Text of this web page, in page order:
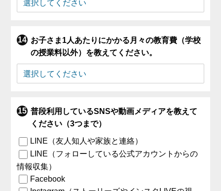
お子さま1人あたりにかかる月々の教育費（学校
の授業料以外）を教えてください。
普段利用しているSNSや動画メディアを教えて
ください（3つまで）
LINE（友人知人や家族と連絡）
LINE（フォローしている公式アカウントからの
情報収集）
Facebook